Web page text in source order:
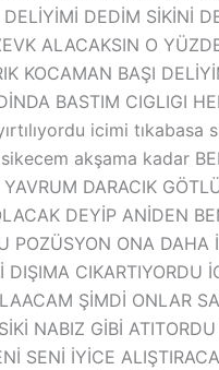
DEDİM SİKİNİ
ALACAKSIN O
KOCAMAN BAŞI
BASTIM CIGLIGI
icimi
akşama kadar
DARACIK
DEYİP ANİDEN
POZÜSYON ONA
CIKARTIYORDU
ŞİMDİ ONLAR
NABIZ GİBİ
SENİ İYİCE